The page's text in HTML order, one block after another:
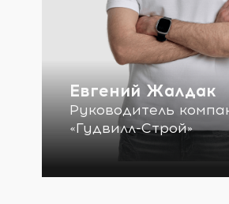
Евгений Жалдак
Руководитель
«Гудвилл-Строй»